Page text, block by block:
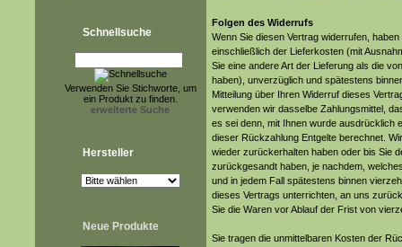
Schnellsuche
Verwenden Sie Stichworte, um
ein Produkt zu finden.
erweiterte Suche
Hersteller
Neue Produkte
Folgen des Widerrufs
Wenn Sie diesen Vertrag widerrufen,
einschließlich der Lieferkosten (mit
Sie eine andere Art der Lieferung als die
haben), unverzüglich und spätestens
Mitteilung über Ihren Widerruf dieses
verwenden wir dasselbe Zahlungsmittel,
es sei denn, mit Ihnen wurde ausdrücklich
dieser Rückzahlung Entgelte berechnet.
wieder zurückerhalten haben oder bis Sie
zurückgesandt haben, je nachdem,
und in jedem Fall spätestens binnen
dieses Vertrags unterrichten, an uns
Sie die Waren vor Ablauf der Frist von
Sie tragen die unmittelbaren Kosten der